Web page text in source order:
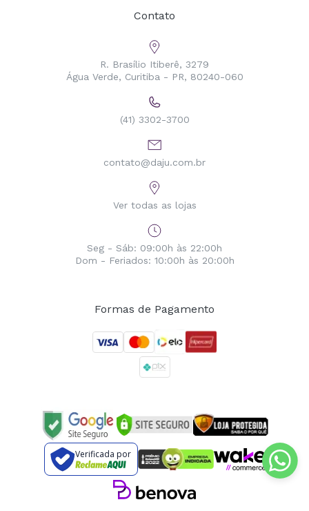
Contato
R. Brasílio Itiberê, 3279
Água Verde, Curitiba - PR, 80240-060
(41) 3302-3700
contato@daju.com.br
Ver todas as lojas
Seg - Sáb: 09:00h às 22:00h
Dom - Feriados: 10:00h às 20:00h
Formas de Pagamento
Verificada por